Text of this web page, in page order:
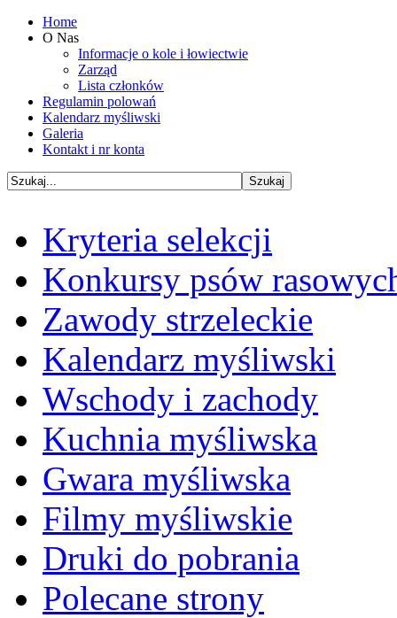
Home
O Nas
Informacje o kole i łowiectwie
Zarząd
Lista członków
Regulamin polowań
Kalendarz myśliwski
Galeria
Kontakt i nr konta
Kryteria selekcji
Konkursy psów
Zawody strzeleckie
Kalendarz myśliwski
Wschody i zachody
Kuchnia myśliwska
Gwara myśliwska
Filmy myśliwskie
Druki do pobrania
Polecane strony